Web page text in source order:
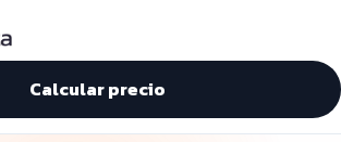
Calcular precio